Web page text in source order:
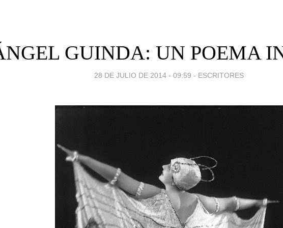
GUINDA: UN POEMA
28 DE JULIO DE 2014 - 09:59 - ESCRITORES